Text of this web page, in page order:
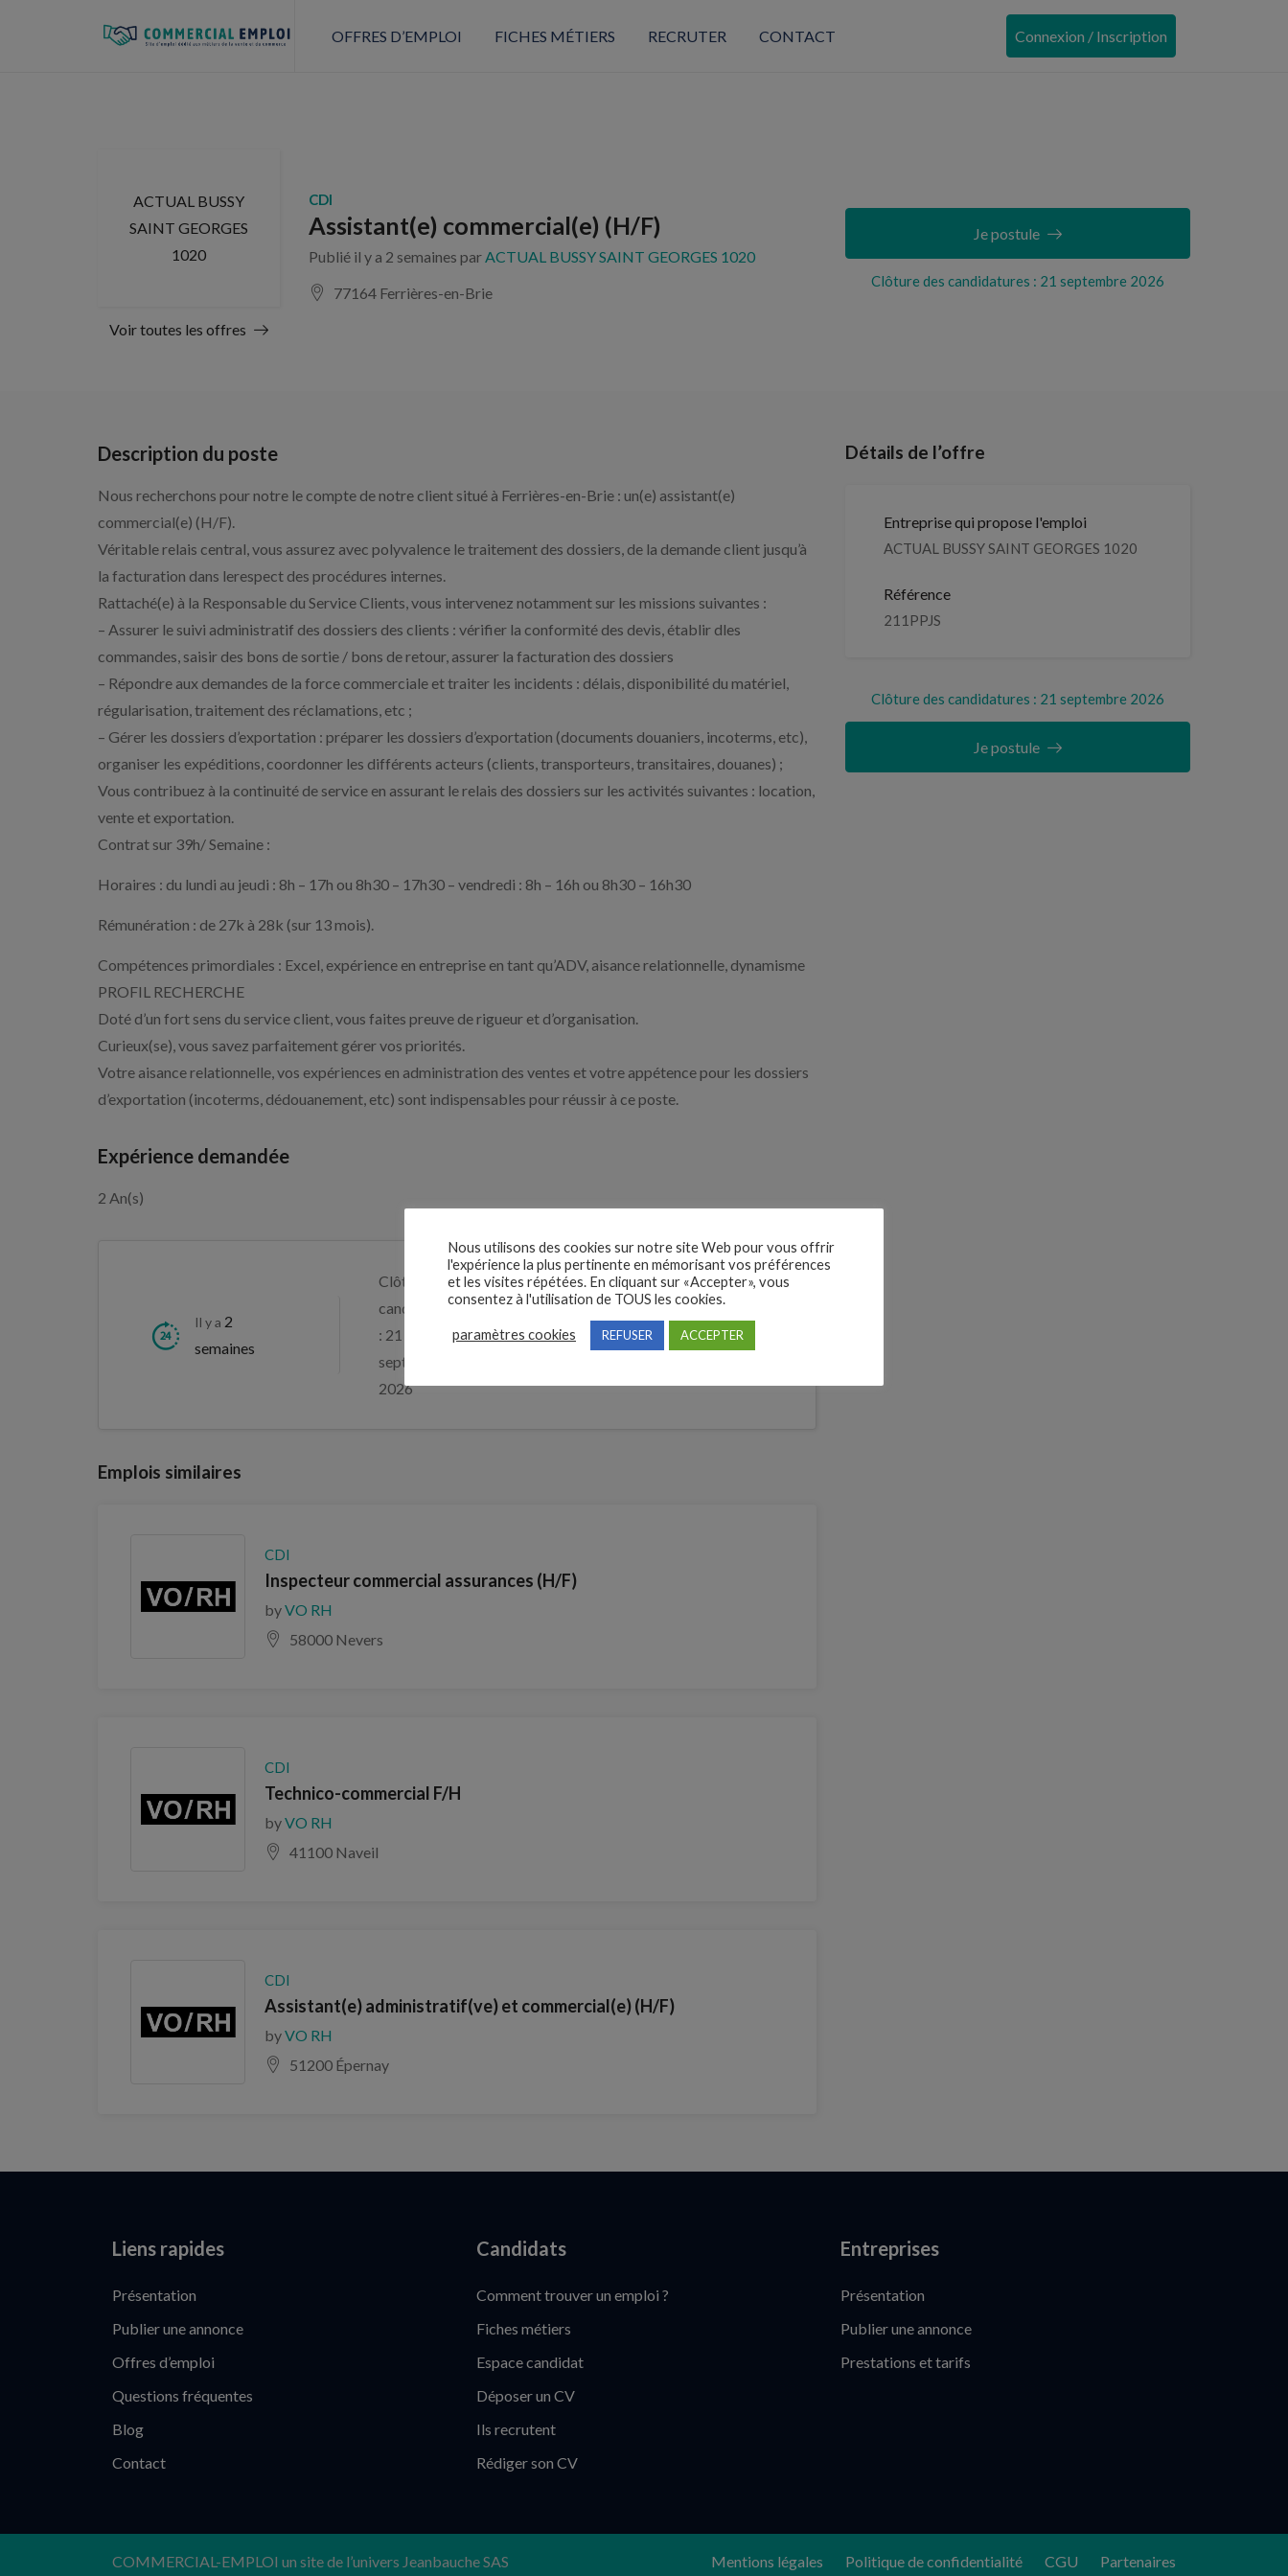
OFFRES D’EMPLOI FICHES MÉTIERS RECRUTER CONTACT Connexion / Inscription
ACTUAL BUSSY
SAINT GEORGES
1020
Voir toutes les offres
CDI
Assistant(e) commercial(e) (H/F)
Publié il y a 2 semaines parACTUAL BUSSY SAINT GEORGES 1020
77164 Ferrières-en-Brie
Clôture des candidatures : 21 septembre 2026
Je postule
Description du poste
Nous recherchons pour notre le compte de notre client situé à Ferrières-en-Brie : un(e) assistant(e)
commercial(e) (H/F).
Véritable relais central, vous assurez avec polyvalence le traitement des dossiers, de la demande client jusqu’à
la facturation dans lerespect des procédures internes.
Rattaché(e) à la Responsable du Service Clients, vous intervenez notamment sur les missions suivantes :
– Assurer le suivi administratif des dossiers des clients : vérifier la conformité des devis, établir dles
commandes, saisir des bons de sortie / bons de retour, assurer la facturation des dossiers
– Répondre aux demandes de la force commerciale et traiter les incidents : délais, disponibilité du matériel,
régularisation, traitement des réclamations, etc ;
– Gérer les dossiers d’exportation : préparer les dossiers d’exportation (documents douaniers, incoterms, etc),
organiser les expéditions, coordonner les différents acteurs (clients, transporteurs, transitaires, douanes) ;
Vous contribuez à la continuité de service en assurant le relais des dossiers sur les activités suivantes : location,
vente et exportation.
Contrat sur 39h/ Semaine :
Horaires : du lundi au jeudi : 8h – 17h ou 8h30 – 17h30 – vendredi : 8h – 16h ou 8h30 – 16h30
Rémunération : de 27k à 28k (sur 13 mois).
Compétences primordiales : Excel, expérience en entreprise en tant qu’ADV, aisance relationnelle, dynamisme
PROFIL RECHERCHE
Doté d’un fort sens du service client, vous faites preuve de rigueur et d’organisation.
Curieux(se), vous savez parfaitement gérer vos priorités.
Votre aisance relationnelle, vos expériences en administration des ventes et votre appétence pour les dossiers
d’exportation (incoterms, dédouanement, etc) sont indispensables pour réussir à ce poste.
Expérience demandée
2 An(s)
Il y a 2
semaines
Clôture des
candidatures
: 21
septembre
2026
Je postule
Emplois similaires
CDI
Inspecteur commercial assurances (H/F)
byVO RH
58000 Nevers
CDI
Technico-commercial F/H
byVO RH
41100 Naveil
CDI
Assistant(e) administratif(ve) et commercial(e) (H/F)
byVO RH
51200 Épernay
Détails de l’offre
Entreprise qui propose l'emploi
ACTUAL BUSSY SAINT GEORGES 1020
Référence
211PPJS
Clôture des candidatures : 21 septembre 2026
Je postule
Liens rapides
Présentation
Publier une annonce
Offres d’emploi
Questions fréquentes
Blog
Contact
Candidats
Comment trouver un emploi ?
Fiches métiers
Espace candidat
Déposer un CV
Ils recrutent
Rédiger son CV
Entreprises
Présentation
Publier une annonce
Prestations et tarifs
COMMERCIAL-EMPLOI un site de l’univers Jeanbauche SAS Mentions légales Politique de confidentialité CGU Partenaires
Nous utilisons des cookies sur notre site Web pour vous offrir
l'expérience la plus pertinente en mémorisant vos préférences
et les visites répétées. En cliquant sur «Accepter», vous
consentez à l'utilisation de TOUS les cookies.
paramètres cookies REFUSER ACCEPTER